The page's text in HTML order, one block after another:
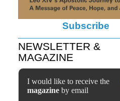
Subscribe
NEWSLETTER &
MAGAZINE